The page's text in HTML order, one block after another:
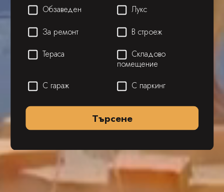
Обзаведен
Лукс
За ремонт
В строеж
Тераса
Складово
помещение
С гараж
С паркинг
Търсене